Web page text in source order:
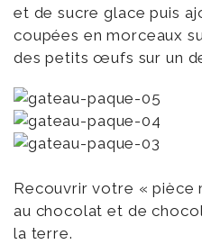
et de sucre glace puis
coupées en morceaux
des petits œufs sur un
Recouvrir votre « pièce
au chocolat et de
la terre.